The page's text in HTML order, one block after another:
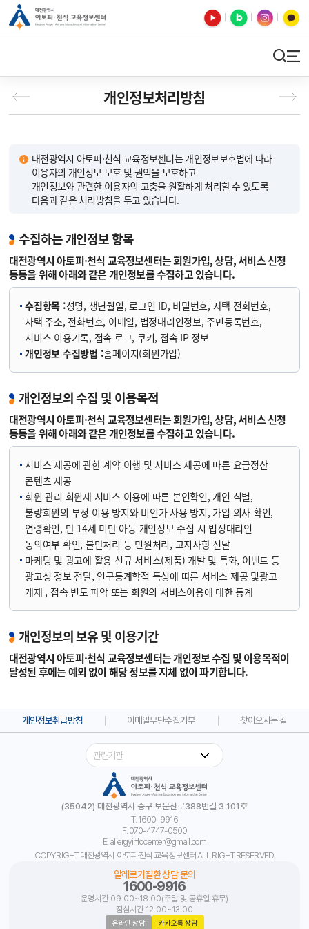
개인정보처리방침
대전광역시 아토피·천식 교육정보센터는 개인정보보호법에 따라
이용자의 개인정보 보호 및 권익을 보호하고
개인정보와 관련한 이용자의 고충을 원활하게 처리할 수 있도록
다음과 같은 처리방침을 두고 있습니다.
수집하는 개인정보 항목
대전광역시 아토피·천식 교육정보센터는 회원가입, 상담, 서비스 신청
등등을 위해 아래와 같은 개인정보를 수집하고 있습니다.
수집항목 :성명, 생년월일, 로그인 ID, 비밀번호, 자택 전화번호,
자택 주소, 전화번호, 이메일, 법정대리인정보, 주민등록번호,
서비스 이용기록, 접속 로그, 쿠키, 접속 IP 정보
개인정보 수집방법 :홈페이지(회원가입)
개인정보의 수집 및 이용목적
대전광역시 아토피·천식 교육정보센터는 회원가입, 상담, 서비스 신청
등등을 위해 아래와 같은 개인정보를 수집하고 있습니다.
서비스 제공에 관한 계약 이행 및 서비스 제공에 따른 요금정산
콘텐츠 제공
회원 관리 회원제 서비스 이용에 따른 본인확인, 개인 식별,
불량회원의 부정 이용 방지와 비인가 사용 방지, 가입 의사 확인,
연령확인, 만 14세 미만 아동 개인정보 수집 시 법정대리인
동의여부 확인, 불만처리 등 민원처리, 고지사항 전달
마케팅 및 광고에 활용 신규 서비스(제품) 개발 및 특화, 이벤트 등
광고성 정보 전달, 인구통계학적 특성에 따른 서비스 제공 및광고
게재 , 접속 빈도 파악 또는 회원의 서비스이용에 대한 통계
개인정보의 보유 및 이용기간
대전광역시 아토피·천식 교육정보센터는 개인정보 수집 및 이용목적이
달성된 후에는 예외 없이 해당 정보를 지체 없이 파기합니다.
개인정보취급방침 이메일무단수집거부 찾아오시는 길
(35042) 대전광역시 중구 보문산로388번길 3 101호
T. 1600-9916
F. 070-4747-0500
E. allergyinfocenter@gmail.com
COPYRIGHT 대전광역시 아토피·천식 교육정보센터 ALL RIGHT RESERVED.
알레르기질환 상담 문의
1600-9916
운영시간 09:00~18:00(주말 및 공휴일 휴무)
점심시간 12:00~13:00
온라인 상담 카카오톡 상담